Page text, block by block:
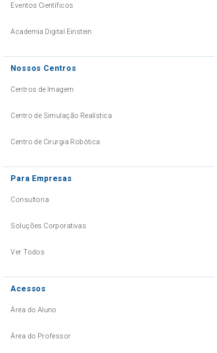
Eventos Científicos
Academia Digital Einstein
Nossos Centros
Centros de Imagem
Centro de Simulação Realística
Centro de Cirurgia Robótica
Para Empresas
Consultoria
Soluções Corporativas
Ver Todos
Acessos
Área do Aluno
Área do Professor